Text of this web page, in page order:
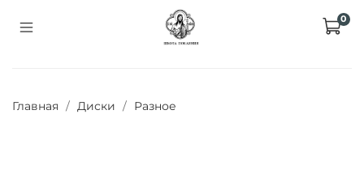
0
Главная Диски Разное